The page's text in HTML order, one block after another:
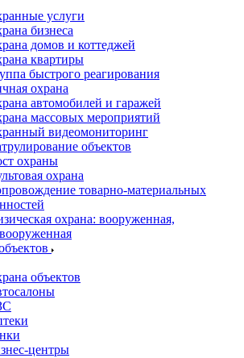
услуги
бизнеса
домов и коттеджей
квартиры
быстрого реагирования
охрана
автомобилей и гаражей
массовых мероприятий
видеомониторинг
объектов
охраны
охрана
товарно-материальных
охрана: вооруженная,
объектов
центры